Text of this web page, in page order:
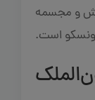
و مجسمه
است.